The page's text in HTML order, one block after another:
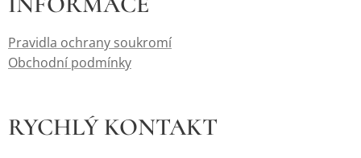
Pravidla ochrany soukromí
Obchodní podmínky
RYCHLÝ KONTAKT